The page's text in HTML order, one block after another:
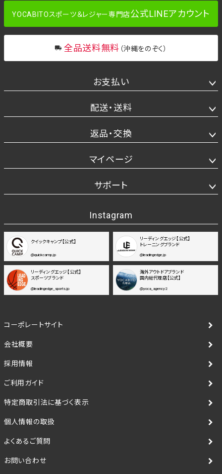
YOCABITOスポーツ＆レジャー専門店公式LINEアカウント
全品送料無料 （沖縄をのぞく）
お支払い
配送・送料
返品・交換
マイページ
サポート
Instagram
クイックキャンプ【公式】
@quickcamp.jp
リーディングエッジ【公式】
トレーニングブランド
@leadingedge.jp
リーディングエッジ【公式】
スポーツブランド
@leadingedge_sports.jp
海外アウトドアブランド
国内総代理店【公式】
@yoca_agency2
コーポレートサイト
会社概要
採用情報
ご利用ガイド
特定商取引法に基づく表示
個人情報の取扱
よくあるご質問
お問い合わせ